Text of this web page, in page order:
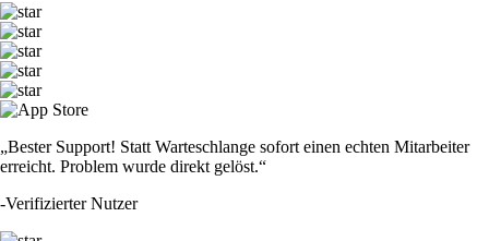
„Bester Support! Statt Warteschlange sofort einen echten Mitarbeiter
erreicht. Problem wurde direkt gelöst.“
-Verifizierter Nutzer